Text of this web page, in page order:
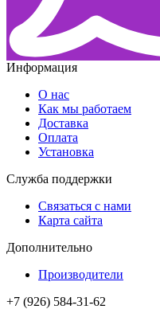
Информация
О нас
Как мы работаем
Доставка
Оплата
Установка
Служба поддержки
Связаться с нами
Карта сайта
Дополнительно
Производители
+7 (926) 584-31-62